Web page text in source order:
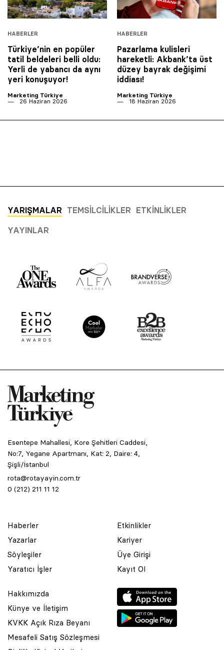
HABERLER
Türkiye’nin en popüler
tatil beldeleri belli oldu:
Yerli de yabancı da aynı
yeri konuşuyor!
Marketing Türkiye
26 Haziran 2026
HABERLER
Pazarlama kulisleri
hareketli: Akbank’ta üst
düzey bayrak değişimi
iddiası!
Marketing Türkiye
18 Haziran 2026
YARIŞMALAR TEMSILCILIKLER ETKINLIKLER
YAYINLAR
Esentepe Mahallesi, Kore Şehitleri Caddesi,
No:7, Yegane Apartmanı, Kat: 2, Daire: 4,
Şişli/İstanbul
rota@rotayayin.com.tr
0 (212) 211 11 12
Haberler
Yazarlar
Söyleşiler
Yaratıcı İşler
Etkinlikler
Kariyer
Üye Girişi
Kayıt Ol
Hakkımızda
Künye ve İletişim
KVKK Açık Rıza Beyanı
Mesafeli Satış Sözleşmesi